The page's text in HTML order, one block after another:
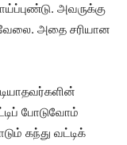
அவருக்கு
வேலை. அதை சரியான
போடுவோம்
கந்து வட்டிக்